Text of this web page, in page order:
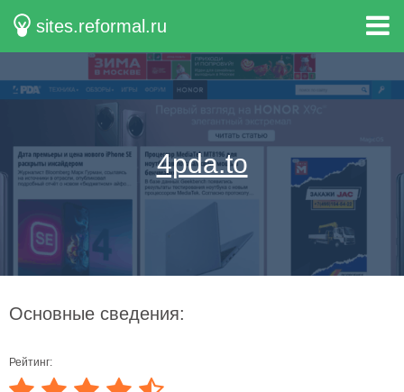
sites.reformal.ru
4pda.to
Основные сведения:
Рейтинг: